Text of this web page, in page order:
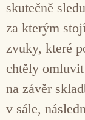
skutečně
za kterým
zvuky, které
chtěly
na závěr
v sále,